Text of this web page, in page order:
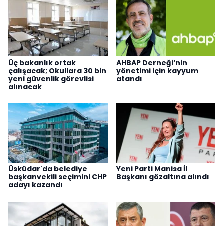
Üç bakanlık ortak
çalışacak; Okullara 30 bin
yeni güvenlik görevlisi
alınacak
AHBAP Derneği’nin
yönetimi için kayyum
atandı
Üsküdar'da belediye
başkanvekili seçimini CHP
adayı kazandı
Yeni Parti Manisa İl
Başkanı gözaltına alındı